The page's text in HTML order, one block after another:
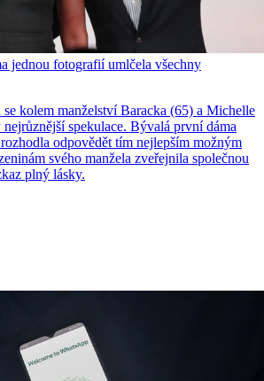
jednou fotografií umlčela všechny
kolem manželství Baracka (65) a Michelle
spekulace. Bývalá první dáma
odpovědět tím nejlepším možným
svého manžela zveřejnila společnou
plný lásky.